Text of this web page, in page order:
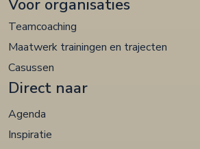
Voor organisaties
Teamcoaching
Maatwerk trainingen en trajecten
Casussen
Direct naar
Agenda
Inspiratie